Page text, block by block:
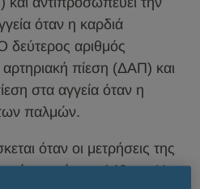
όταν η καρδιά
δεύτερος αριθμός
αρτηριακή πίεση (ΔΑΠ) και
στα αγγεία όταν η
των παλμών.
όταν οι μετρήσεις της
πίεσης είναι ≥ 140 mmHg